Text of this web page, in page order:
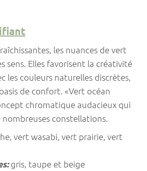
les nuances de vert
sens. Elles favorisent la créativité
les couleurs naturelles discrètes,
de confort. «Vert océan
chromatique audacieux qui
nombreuses constellations.
vert wasabi, vert prairie, vert
gris, taupe et beige